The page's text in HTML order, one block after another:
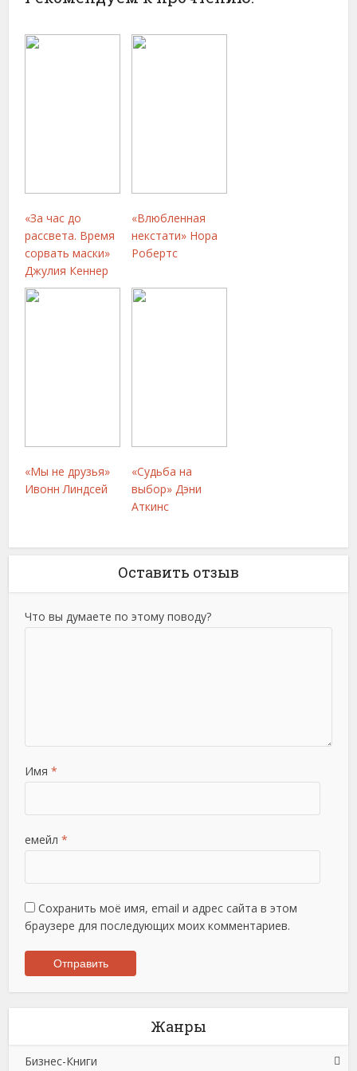
«За час до
рассвета. Время
сорвать маски»
Джулия Кеннер
«Влюбленная
некстати» Нора
Робертс
«Мы не друзья»
Ивонн Линдсей
«Судьба на
выбор» Дэни
Аткинс
Оставить отзыв
Что вы думаете по этому поводу?
Имя *
емейл *
Сохранить моё имя, email и адрес сайта в этом
браузере для последующих моих комментариев.
Жанры
Бизнес-Книги